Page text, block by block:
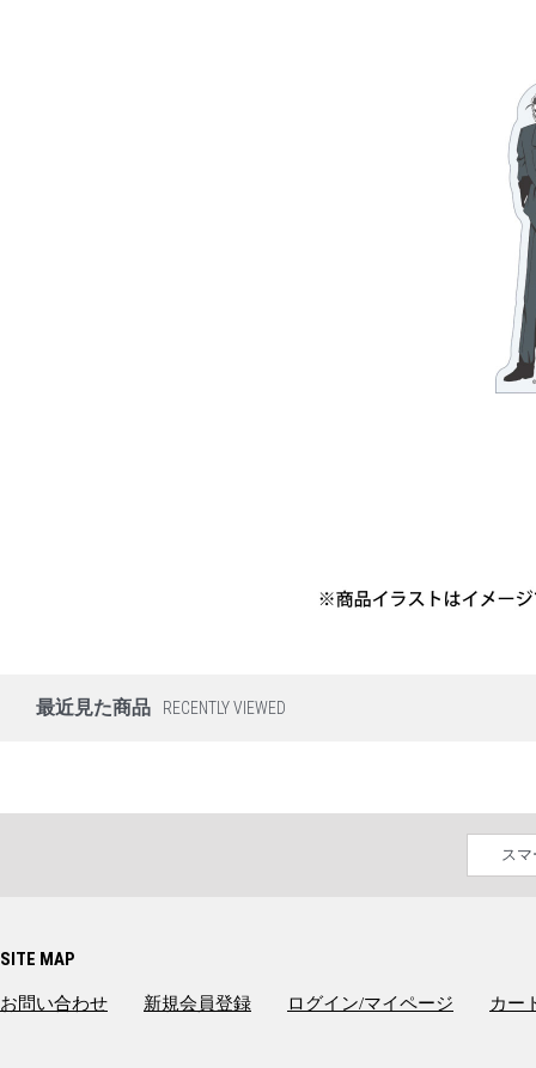
最近見た商品 RECENTLY VIEWED
ス
SITE MAP
お問い合わせ 新規会員登録 ログイン/マイページ カー